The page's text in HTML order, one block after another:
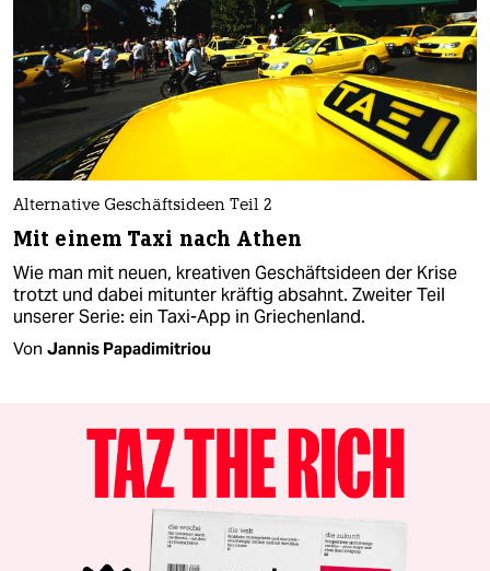
Alternative Geschäftsideen Teil 2
Mit einem Taxi nach Athen
Wie man mit neuen, kreativen Geschäftsideen der Krise
trotzt und dabei mitunter kräftig absahnt. Zweiter Teil
unserer Serie: ein Taxi-App in Griechenland.
Von Jannis Papadimitriou